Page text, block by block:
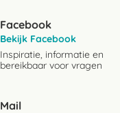
Facebook
Bekijk Facebook
Inspiratie, informatie en
bereikbaar voor vragen
Mail